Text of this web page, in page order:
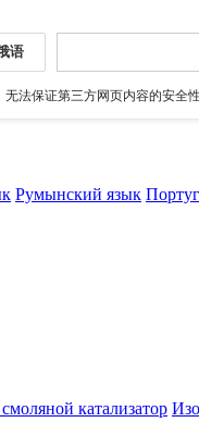
语
法保证第三方网页内容的安全